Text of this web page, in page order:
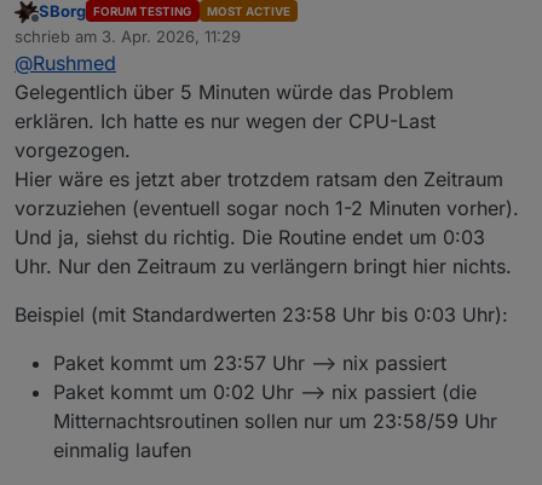
über fünf Minuten zwischen zwei Datenpaketen
liegen. Meistens aber weniger als eine Minute.
Länge erhöhen?
als sechs Minuten im Log.
Edit:
if [ $(date +%H) -ge "23" ] && [ $(date
        rain               #Jahresregenmenge
        firmware_check     #neue Firmware
reset_zaehler
minmaxavg365d      #Min-/Max-/Avg-
metsommer
MELDUNG "Mitternachtjobs
   fi
if [ $(date +%H) -eq "0" ] && [ $(date
if [ $(date +%Z) == "CEST" ]; then
Wenn ich diese Zeile richtig verstehe ist das
Prüfintervallende fest bei 00:03.
Dann wurde es ja mit der früheren Startzeit auch
verlängert und sollte dann passen.
Ich beobachte das.
Offline
SBorg FORUM TESTING MOST ACTIVE
schrieb am 3. Apr. 2026, 11:29
zuletzt editiert von
@Rushmed
Gelegentlich über 5 Minuten würde das Problem
erklären. Ich hatte es nur wegen der CPU-Last
vorgezogen.
Hier wäre es jetzt aber trotzdem ratsam den Zeitraum
vorzuziehen (eventuell sogar noch 1-2 Minuten vorher).
Und ja, siehst du richtig. Die Routine endet um 0:03
Uhr. Nur den Zeitraum zu verlängern bringt hier nichts.
Beispiel (mit Standardwerten 23:58 Uhr bis 0:03 Uhr):
Paket kommt um 23:57 Uhr --> nix passiert
Paket kommt um 0:02 Uhr --> nix passiert (die
Mitternachtsroutinen sollen nur um 23:58/59 Uhr
einmalig laufen